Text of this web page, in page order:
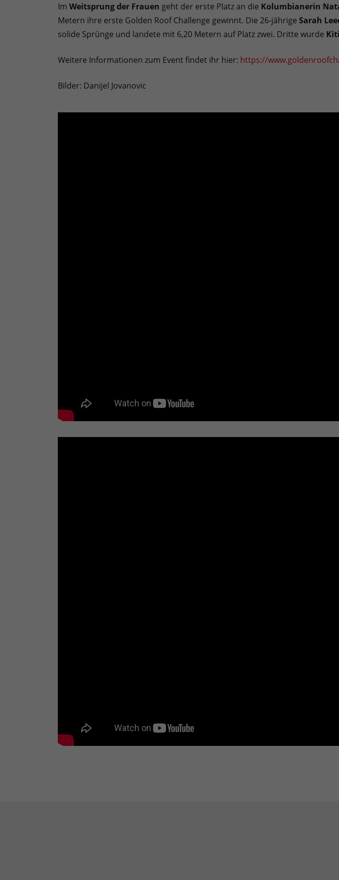
Im Weitsprung der Frauen geht der erste Platz an die Kolumbianerin
Metern ihre erste Golden Roof Challenge gewinnt. Die 26-jährige Sarah
solide Sprünge und landete mit 6,20 Metern auf Platz zwei. Dritte wurde
Weitere Informationen zum Event findet ihr hier: https://
Bilder: Danijel Jovanovic